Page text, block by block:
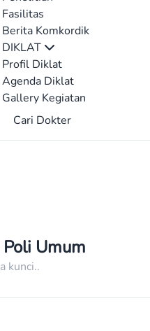
Fasilitas
Berita Komkordik
DIKLAT
Profil Diklat
Agenda Diklat
Gallery Kegiatan
Cari Dokter
Poli Umum